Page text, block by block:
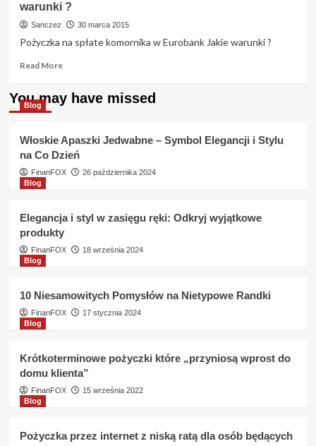
warunki ?
Sanczez 30 marca 2015
Pożyczka na spłate komornika w Eurobank Jakie warunki ?
Read MoreRead
about
Pożyczka
komornika
w
Eurobank
You may have missed
Blog
Włoskie Apaszki Jedwabne – Symbol Elegancji i Stylu
na Co Dzień
FinanFOX
26 października 2024
Blog
Elegancja i styl w zasięgu ręki: Odkryj wyjątkowe
produkty
FinanFOX
18 września 2024
Blog
10 Niesamowitych Pomysłów na Nietypowe Randki
FinanFOX
17 stycznia 2024
Blog
Krótkoterminowe pożyczki które „przyniosą wprost do
domu klienta”
FinanFOX
15 września 2022
Blog
Pożyczka przez internet z niską ratą dla osób będących